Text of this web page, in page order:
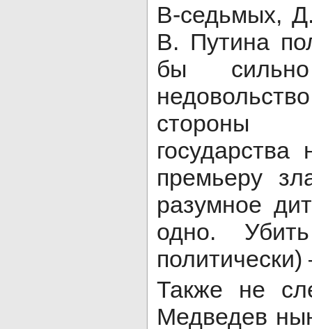
В-седьмых,
В. Путина
бы
стороны
премьеру
разумное
одно.
Также не
Медведев